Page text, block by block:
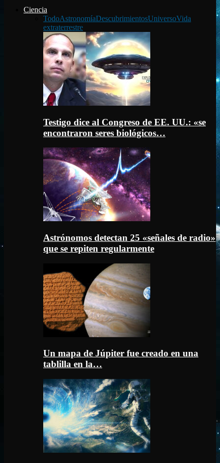
Ciencia
TodoAstronomíaDescubrimientosUniversoVida
extraterrestre
Testigo dice al Congreso de EE. UU.: «se
encontraron seres biológicos…
Astrónomos detectan 25 «señales de radio»
que se repiten regularmente
Un mapa de Júpiter fue creado en una
tablilla en la…